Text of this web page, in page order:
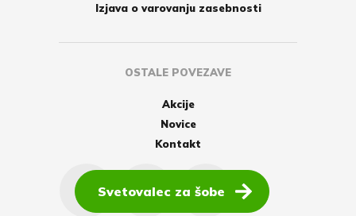
Izjava o varovanju zasebnosti
OSTALE POVEZAVE
Akcije
Novice
Kontakt
Svetovalec za šobe